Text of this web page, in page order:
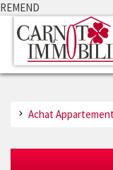
REMEND
Achat